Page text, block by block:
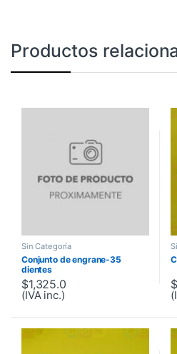
Productos
Sin Categoría
Conjunto de engrane-35
dientes
$1,325.0
(IVA inc.)
$